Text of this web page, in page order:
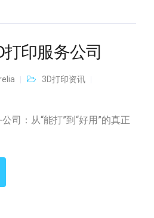
印服务公司
3D打印资讯
司
司：从“能打”到“好用”的真正